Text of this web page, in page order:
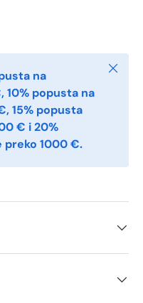
na
10% popusta na
15% popusta
€ i 20%
preko 1000 €.